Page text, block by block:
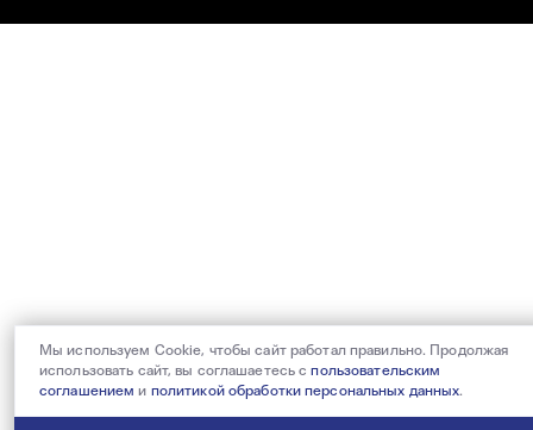
Мы используем Cookie, чтобы сайт работал правильно. Продолжая
использовать сайт, вы соглашаетесь спользовательским
соглашением и политикой обработки персональных данных.